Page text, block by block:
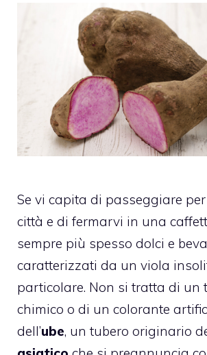
Se vi capita di passeggiare
città e di fermarvi in una
sempre più spesso dolci e
caratterizzati da un viola
particolare. Non si tratta di un
chimico o di un colorante
dell’ube, un tubero originario